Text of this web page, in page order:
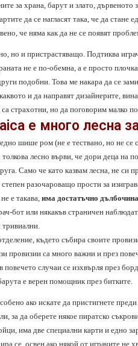
за храна, барут и злато, дървеното
да се нагласят така, че да стане
че няма как да не се появят
но и пристрастяващо. Подтиква
не е по-обемна, а е просто
подобни. Това ме накара да се
и да направят дизайнерите,
страхотни, но да поговорим малко
е много лесна
шише ром (не е тествано, но не се
лесно върви, че дори деца на
Само че като казвам лесна, не си
разочароващо прости за
е такава, има достатъчно
бот или някакъв страничен
тривиални.
където събира своите
провизии са много важни и през
случаи се изхвърля през
е верен помощник през битките.
ако искате да пристигнете
за да оберете някое пиратско
има две специални карти и едно
се, освен ако някой от играчите не